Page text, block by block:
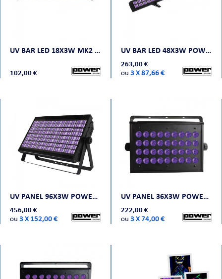
UV BAR LED 18X3W MK2 POWER LIGHTING
102,00 €
UV BAR LED 48X3W POWER LIGHTING
263,00 €
ou 3 X 87,66 €
UV PANEL 96X3W POWER LIGHTING
456,00 €
ou 3 X 152,00 €
UV PANEL 36X3W POWER LIGHTING
222,00 €
ou 3 X 74,00 €